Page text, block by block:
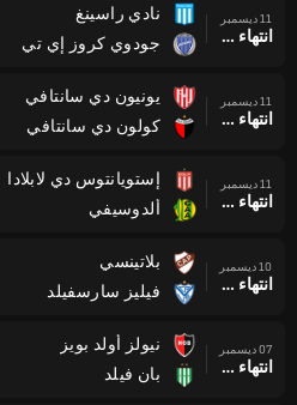
11 ديسمبر
انتهاء وقت المباراة
نادي راسينغ
جودوي كروز إي تي
11 ديسمبر
انتهاء وقت المباراة
يونيون دي سانتافي
كولون دي سانتافي
11 ديسمبر
انتهاء وقت المباراة
إستويانتوس دي لابلادا
ألدوسيفي
10 ديسمبر
انتهاء وقت المباراة
بلاتينسي
فيليز سارسفيلد
07 ديسمبر
انتهاء وقت المباراة
نيولز أولد بويز
بان فيلد